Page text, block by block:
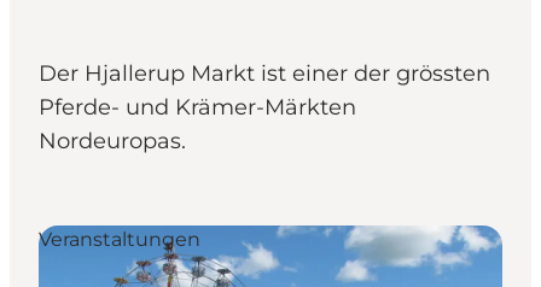
Destinationen
Guides
Veranstaltungen
Für Kinder
Der Hjallerup Markt ist einer der grössten
Pferde- und Krämer-Märkten
Nordeuropas.
Veranstaltungen